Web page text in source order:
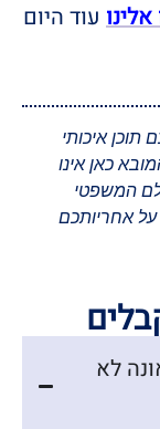
אלינו עוד היום
איכותי
כאן אינו
המשפטי
על אחריותכם
לא